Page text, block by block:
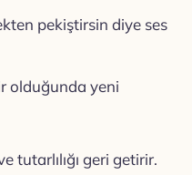
pekiştirsin diye ses
olduğunda yeni
tutarlılığı geri getirir.